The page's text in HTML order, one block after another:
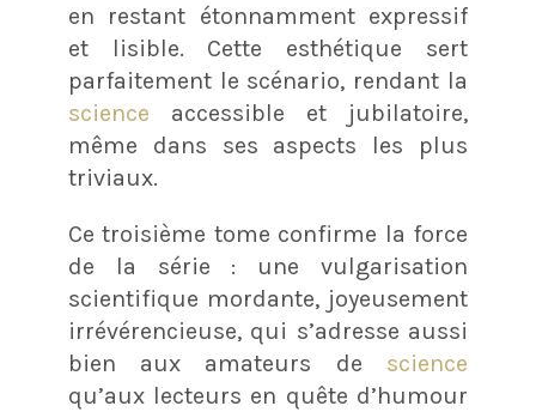
en restant étonnamment expressif
et lisible. Cette esthétique sert
parfaitement le scénario, rendant la
science accessible et jubilatoire,
même dans ses aspects les plus
triviaux.
Ce troisième tome confirme la force
de la série : une vulgarisation
scientifique mordante, joyeusement
irrévérencieuse, qui s’adresse aussi
bien aux amateurs de science
qu’aux lecteurs en quête d’humour